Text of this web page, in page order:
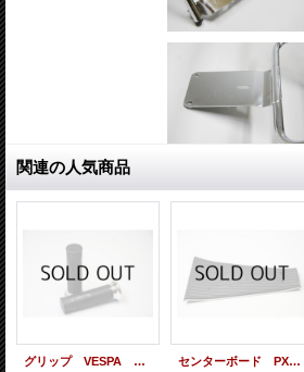
関連の人気商品
グリップ VESPA PX用 【PIAGGIO純正】 センターボード PX用 【PIAGGIO純正】